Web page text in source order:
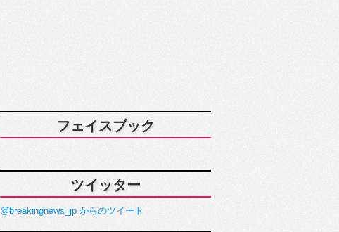
フェイスブック
ツイッター
@breakingnews_jp からのツイート